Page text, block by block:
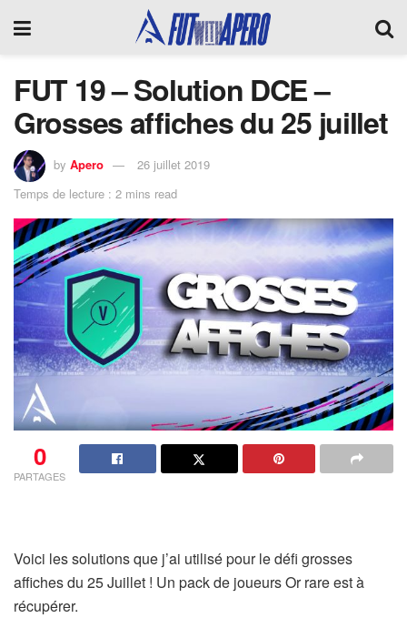
FUT 19 – Solution DCE –
Grosses affiches du 25 juillet
by Apero
26 juillet 2019
Temps de lecture : 2 mins read
0
PARTAGES
Voici les solutions que j’ai utilisé pour le défi grosses
affiches du 25 Juillet ! Un pack de joueurs Or rare est à
récupérer.